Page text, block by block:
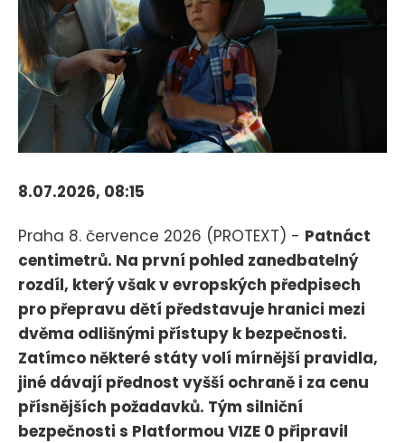
8.07.2026, 08:15
Praha 8. července 2026 (PROTEXT) - Patnáct
centimetrů. Na první pohled zanedbatelný
rozdíl, který však v evropských předpisech
pro přepravu dětí představuje hranici mezi
dvěma odlišnými přístupy k bezpečnosti.
Zatímco některé státy volí mírnější pravidla,
jiné dávají přednost vyšší ochraně i za cenu
přísnějších požadavků. Tým silniční
bezpečnosti s Platformou VIZE 0 připravil